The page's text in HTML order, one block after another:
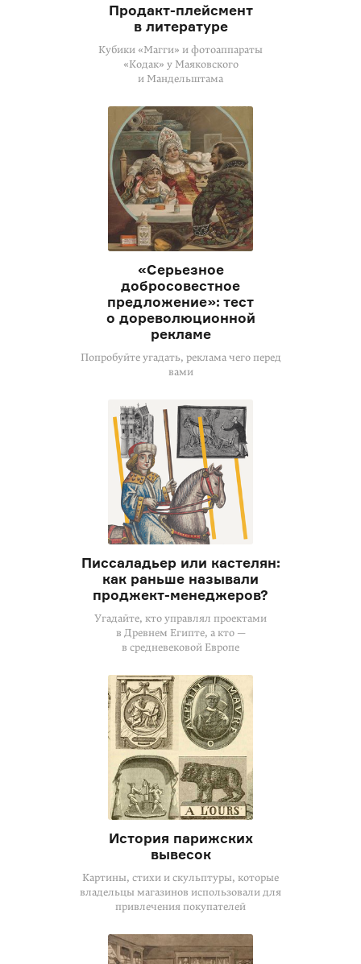
Продакт-плейсмент
в литературе
Кубики «Магги» и фотоаппараты
«Кодак» у Маяковского
и Мандельштама
«Серьезное
добросовестное
предложение»: тест
о дореволюционной
рекламе
Попробуйте угадать, реклама чего перед
вами
Писсаладьер или кастелян:
как раньше называли
проджект-менеджеров?
Угадайте, кто управлял проектами
в Древнем Египте, а кто —
в средневековой Европе
История парижских
вывесок
Картины, стихи и скульптуры, которые
владельцы магазинов использовали для
привлечения покупателей